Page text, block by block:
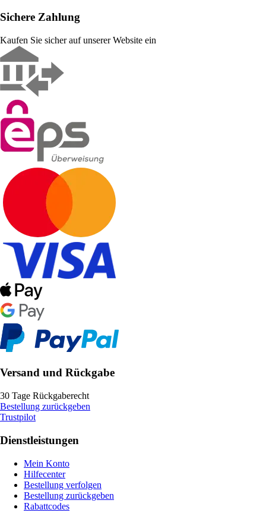
Sichere Zahlung
Kaufen Sie sicher auf unserer Website ein
Versand und Rückgabe
30 Tage Rückgaberecht
Bestellung zurückgeben
Trustpilot
Dienstleistungen
Mein Konto
Hilfecenter
Bestellung verfolgen
Bestellung zurückgeben
Rabattcodes